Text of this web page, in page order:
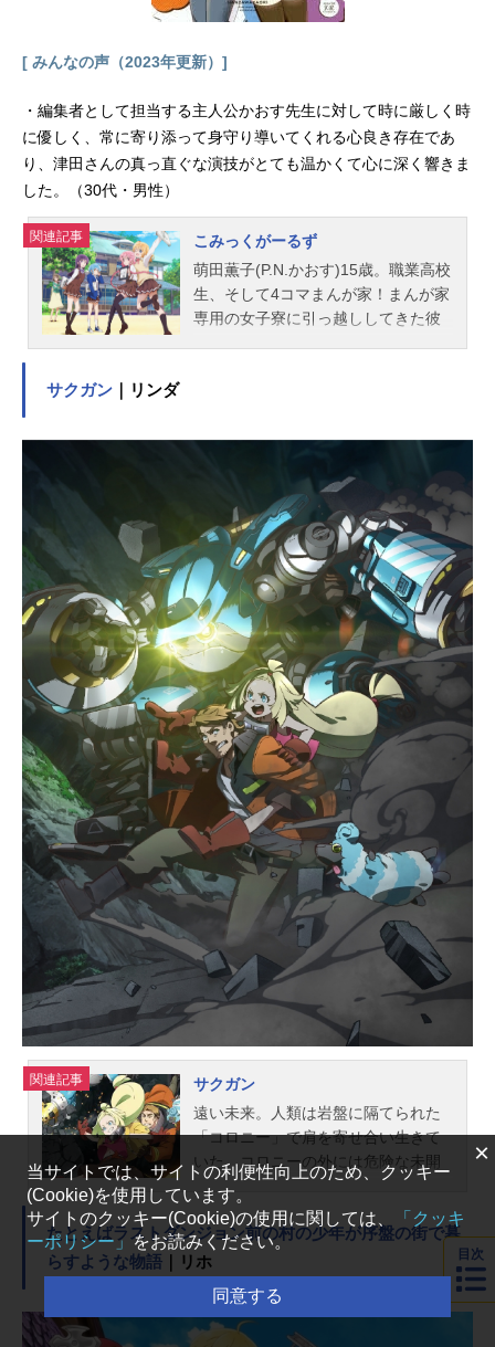
る日、突然、打ち破られる。放課
ひとりの少女。彼女の名は、楪いの
絶大な影響力を誇る人気の歌姫。そ
して彼女には、もうひとつの裏の顔
があった。“GHQ”からの「日本の解
いのりは、17歳の若き首領恙神涯に
あったのだ。いのりや涯たちに導か
れ、“葬儀社”の活動に関わり始める
集。そして、彼の右手に現れる...
[ みんなの声（2023年更新）]
・編集者として担当する主人公かおす先生に対して時に厳しく時
に優しく、常に寄り添って身守り導いてくれる心良き存在であ
り、津田さんの真っ直ぐな演技がとても温かくて心に深く響きま
した。（30代・男性）
関連記事
こみっくがーるず
萌田薫子(P.N.かおす)15歳。職業高校
生、そして4コマまんが家！まんが家
専用の女子寮に引っ越ししてきた彼
に徹夜作業！ かわいくて面白い、
名こみっくがーるず放送形態TVアニ
メスケジュール2018年4月5日（木）
～2018年6月21日（木）AT-Xほか話
数全12話キャスト萌田薫子：赤尾ひ
かる恋塚小夢：本渡楓色川琉姫：大
西沙織勝木翼：高橋李依スタッフ原
作：はんざわかおり(芳文社「まんが
タイムきららMAX」連載)監督：徳本
善信シリーズ構成：高橋ナツコ脚
本：待田堂子/横手美智子/花田十輝キ
ャラクターデザイン：齋藤佳子美術
監督：田尻健一色彩設計：田中直人
撮影監督：廣岡岳音響監督：明田川
仁音楽：末廣健一郎アニメーション
制作：Nexus主題歌OP：「Memorie
s」こみっくがーるずED：「涙はみ
せない」こみっくがーるず公開開始
年＆季節2018春アニメ(C)はんざわか
おり・芳文社/こみっくがーるず製作
委員会『こみっくがーるず』公式Twit
ter 「こみっくがーるず」のグッズを
探す動画配信情報【PR】※本ページ
は動画配信サービ...
サクガン ｜リンダ
関連記事
サクガン
遠い未来。人類は岩盤に隔てられた
「コロニー」で肩を寄せ合い生きて
いた。コロニーの外には危険な未開
地帯「ラビリンス」が広がり、命を
懸けて「ラビリンス」を開拓する者
たちは、未開に印付ける者、すなわ
ち「マーカー」と呼ばれた。マーカ
ーカーをやめた男・ガガンバー。そ
んな凸凹な父娘が今、ラビリンスに
たとえばラストダンジョン前の村の少年が序盤の街で暮
らすような物語 ｜リホ 目次
×
当サイトでは、サイトの利便性向上のため、クッキー
(Cookie)を使用しています。
サイトのクッキー(Cookie)の使用に関しては、
「クッキ
ーポリシー」をお読みください。
同意する